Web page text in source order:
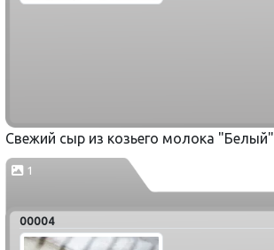
Свежий сыр из козьего молока "Белый"
1
00004